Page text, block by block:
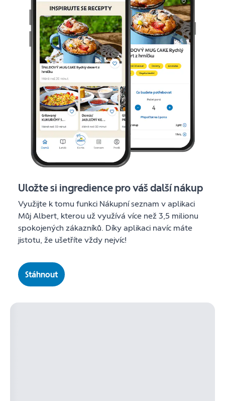
Uložte si ingredience pro váš další nákup
Využijte k tomu funkci Nákupní seznam v aplikaci
Můj Albert, kterou už využívá více než 3,5 milionu
spokojených zákazníků. Díky aplikaci navíc máte
jistotu, že ušetříte vždy nejvíc!
Stáhnout